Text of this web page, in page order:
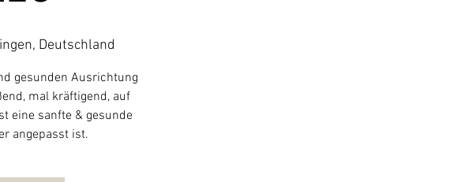
Deutschland
gesunden Ausrichtung
mal kräftigend, auf
eine sanfte & gesunde
angepasst ist.